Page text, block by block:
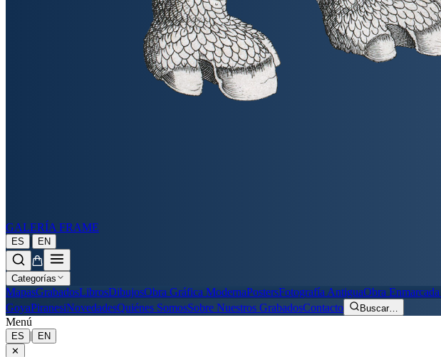
GALERÍA FRAME
ES | EN
Categorías
MapasGrabadosLibrosDibujosObra Gráfica ModernaPostersFotografía AntiguaObra
GoyaPiranesiNovedadesQuiénes SomosSobre Nuestros GrabadosContacto Buscar…
Menú
ES |
EN
✕